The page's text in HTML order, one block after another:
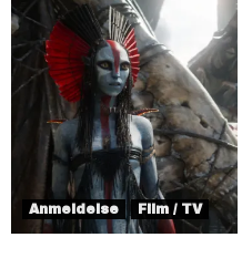
Anmeldelse Film / TV